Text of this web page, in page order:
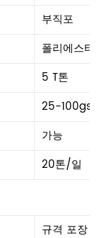
부직포
폴리에스터
5 T톤
25-100gsm
가능
20톤/일
규격 포장